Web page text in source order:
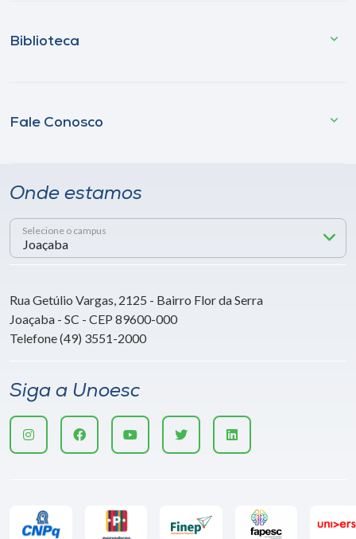
Biblioteca
Fale Conosco
Onde estamos
Selecione o campus
Rua Getúlio Vargas, 2125 - Bairro Flor da Serra
Joaçaba - SC - CEP 89600-000
Telefone (49) 3551-2000
Siga a Unoesc